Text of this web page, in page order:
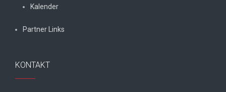
Kalender
Partner Links
KONTAKT